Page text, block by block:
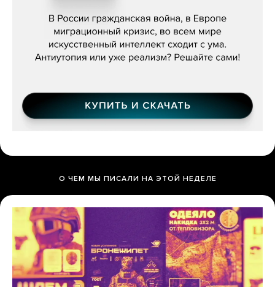
О ЧЕМ МЫ ПИСАЛИ НА ЭТОЙ НЕДЕЛЕ